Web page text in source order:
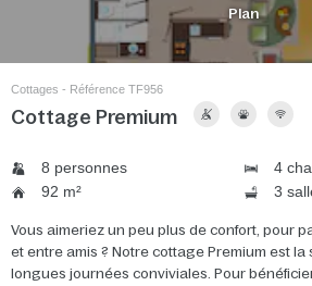
Plan
Cottages - Référence TF956
Cottage Premium
8 personnes
4
92 m²
3
Vous aimeriez un peu plus de confort, pour
et entre amis ? Notre cottage Premium est
longues journées conviviales. Pour